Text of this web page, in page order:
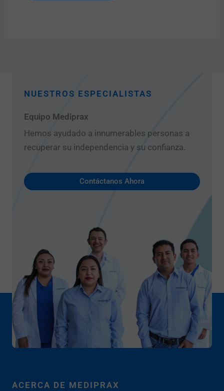
NUESTROS ESPECIALISTAS
Equipo Mediprax
Hemos ayudado a innumerables personas a
recuperar su independencia y su confianza.
Contáctanos Ahora
ACERCA DE MEDIPRAX